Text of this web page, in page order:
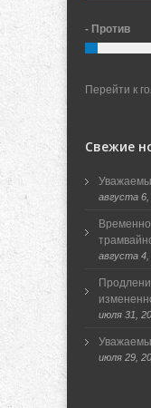
- Против
Перейти к
Свежие
августа 6,
августа 4,
июля 31,
июля 29,